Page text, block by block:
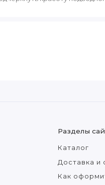
Разделы
Каталог
Доставка и
Как